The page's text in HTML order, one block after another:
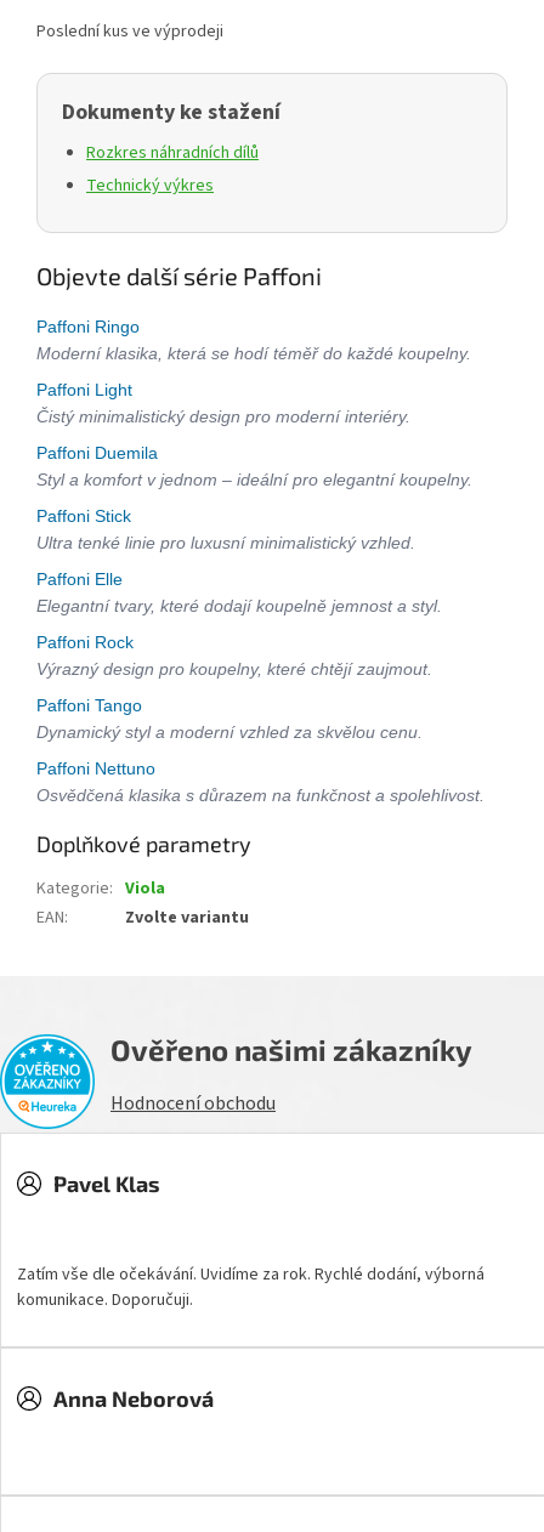
Poslední kus ve výprodeji
Dokumenty ke stažení
Rozkres náhradních dílů
Technický výkres
Objevte další série Paffoni
Paffoni Ringo
Moderní klasika, která se hodí téměř do každé koupelny.
Paffoni Light
Čistý minimalistický design pro moderní interiéry.
Paffoni Duemila
Styl a komfort v jednom – ideální pro elegantní koupelny.
Paffoni Stick
Ultra tenké linie pro luxusní minimalistický vzhled.
Paffoni Elle
Elegantní tvary, které dodají koupelně jemnost a styl.
Paffoni Rock
Výrazný design pro koupelny, které chtějí zaujmout.
Paffoni Tango
Dynamický styl a moderní vzhled za skvělou cenu.
Paffoni Nettuno
Osvědčená klasika s důrazem na funkčnost a spolehlivost.
Doplňkové parametry
Kategorie: Viola
EAN: Zvolte variantu
Ověřeno našimi zákazníky
Hodnocení obchodu
Pavel Klas
Zatím vše dle očekávání. Uvidíme za rok. Rychlé dodání, výborná
komunikace. Doporučuji.
Anna Neborová